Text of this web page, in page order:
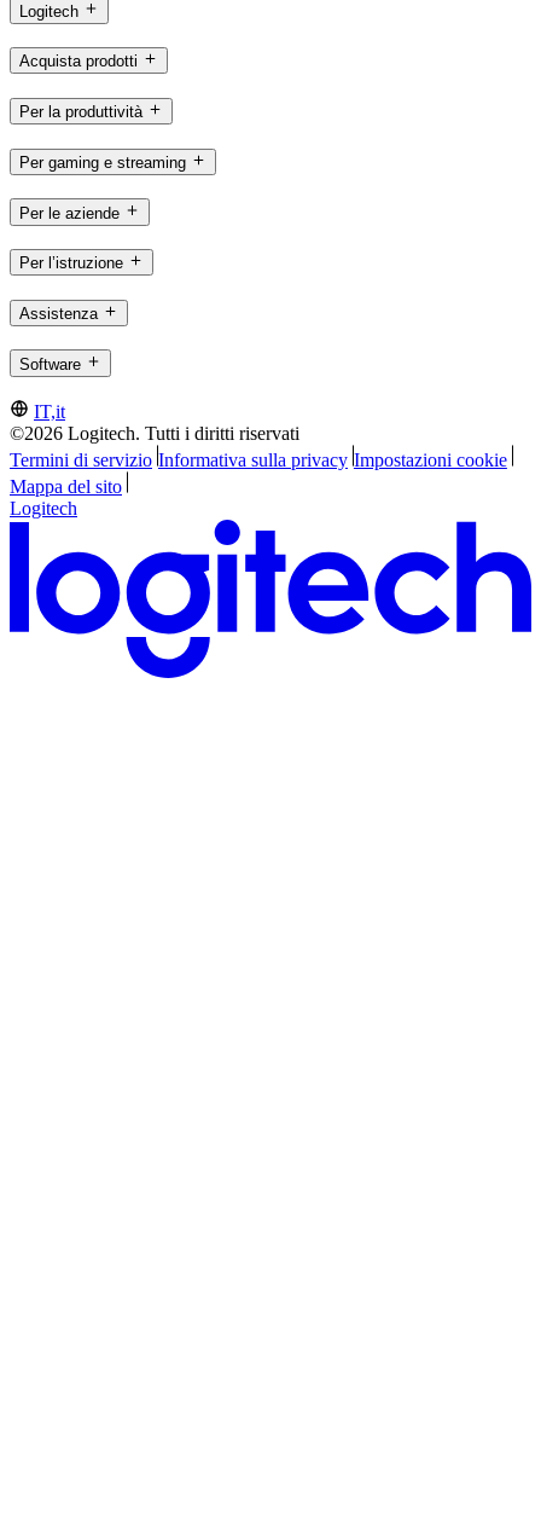
Logitech
Acquista prodotti
Per la produttività
Per gaming e streaming
Per le aziende
Per l’istruzione
Assistenza
Software
IT,it
©2026 Logitech. Tutti i diritti riservati
Termini di servizio Informativa sulla privacy Impostazioni cookie
Mappa del sito
Logitech